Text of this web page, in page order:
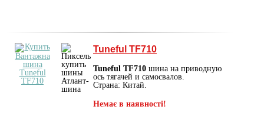
Tuneful TF710
Tuneful TF710 шина на приводную
ось тягачей и самосвалов.
Страна: Китай.
Немає в наявності!